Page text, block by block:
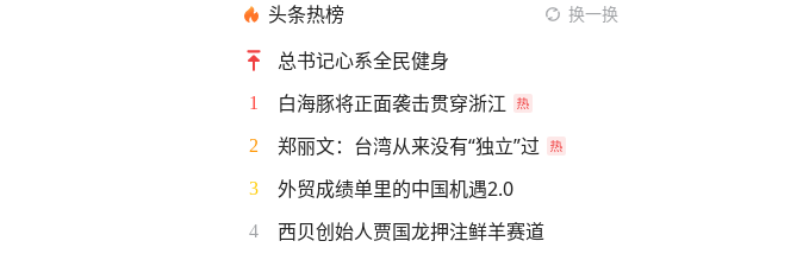
头条热榜 换一换
总书记心系全民健身
1 白海豚将正面袭击贯穿浙江
2 郑丽文：台湾从来没有“独立”过
3 外贸成绩单里的中国机遇2.0
4 西贝创始人贾国龙押注鲜羊赛道